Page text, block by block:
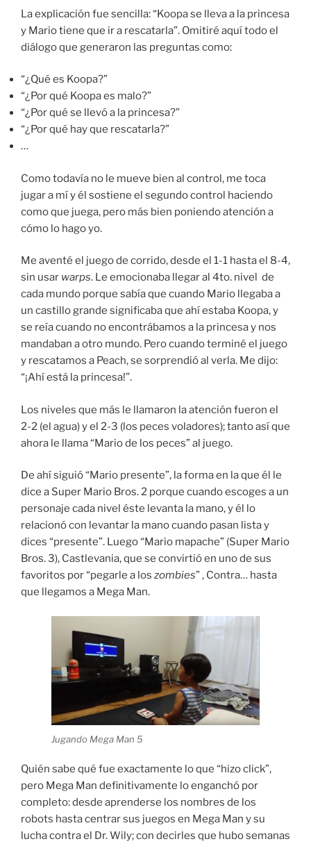
La explicación fue sencilla: “Koopa se lleva a la princesa
y Mario tiene que ir a rescatarla”. Omitiré aquí todo el
diálogo que generaron las preguntas como:
“¿Qué es Koopa?”
“¿Por qué Koopa es malo?”
“¿Por qué se llevó a la princesa?”
“¿Por qué hay que rescatarla?”
…
Como todavía no le mueve bien al control, me toca
jugar a mí y él sostiene el segundo control haciendo
como que juega, pero más bien poniendo atención a
cómo lo hago yo.
Me aventé el juego de corrido, desde el 1-1 hasta el 8-4,
sin usar warps. Le emocionaba llegar al 4to. nivel de
cada mundo porque sabía que cuando Mario llegaba a
un castillo grande significaba que ahí estaba Koopa, y
se reía cuando no encontrábamos a la princesa y nos
mandaban a otro mundo. Pero cuando terminé el juego
y rescatamos a Peach, se sorprendió al verla. Me dijo:
“¡Ahí está la princesa!”.
Los niveles que más le llamaron la atención fueron el
2-2 (el agua) y el 2-3 (los peces voladores); tanto así que
ahora le llama “Mario de los peces” al juego.
De ahí siguió “Mario presente”, la forma en la que él le
dice a Super Mario Bros. 2 porque cuando escoges a un
personaje cada nivel éste levanta la mano, y él lo
relacionó con levantar la mano cuando pasan lista y
dices “presente”. Luego “Mario mapache” (Super Mario
Bros. 3), Castlevania, que se convirtió en uno de sus
favoritos por “pegarle a los zombies” , Contra… hasta
que llegamos a Mega Man.
Jugando Mega Man 5
Quién sabe qué fue exactamente lo que “hizo click”,
pero Mega Man definitivamente lo enganchó por
completo: desde aprenderse los nombres de los
robots hasta centrar sus juegos en Mega Man y su
lucha contra el Dr. Wily; con decirles que hubo semanas